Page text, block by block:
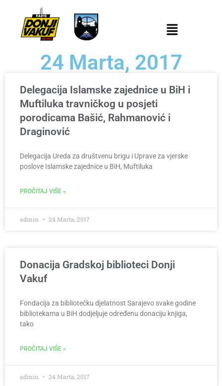
24 Marta, 2017
Delegacija Islamske zajednice u BiH i
Muftiluka travničkog u posjeti
porodicama Bašić, Rahmanović i
Draginović
Delegacija Ureda za društvenu brigu i Uprave za vjerske
poslove Islamske zajednice u BiH, Muftiluka
PROČITAJ VIŠE »
admin 24 Marta, 2017
Donacija Gradskoj biblioteci Donji
Vakuf
Fondacija za bibliotečku djelatnost Sarajevo svake godine
bibliotekama u BiH dodjeljuje određenu donaciju knjiga,
tako
PROČITAJ VIŠE »
admin 24 Marta, 2017